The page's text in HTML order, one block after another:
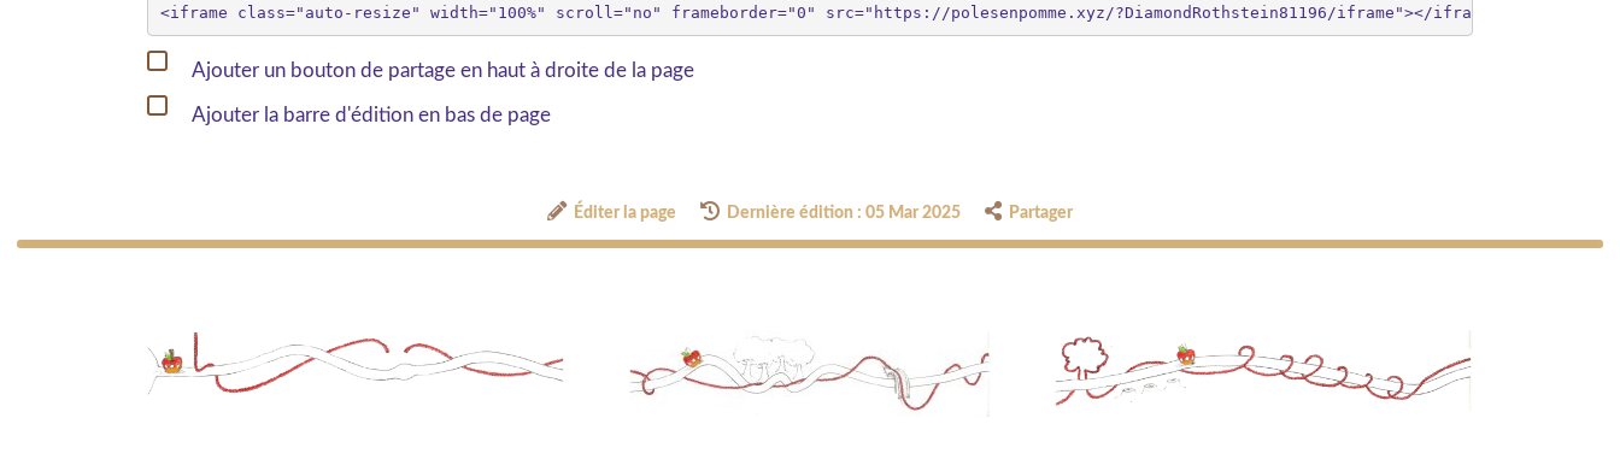
Ajouter un bouton de partage en haut à droite de la page
Ajouter la barre d'édition en bas de page
Éditer la page Dernière édition : 05 Mar 2025 Partager